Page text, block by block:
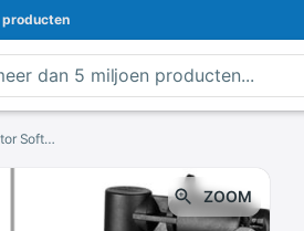
producten
Reflector Clip Foto Video Fotografie Studio Achtergrond Reflector Softbox Disc Houder Clip Adapter Bracket Voor Light Stand
ZOOM